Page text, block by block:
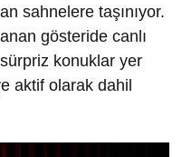
sahnelere taşınıyor.
gösteride canlı
konuklar yer
aktif olarak dahil